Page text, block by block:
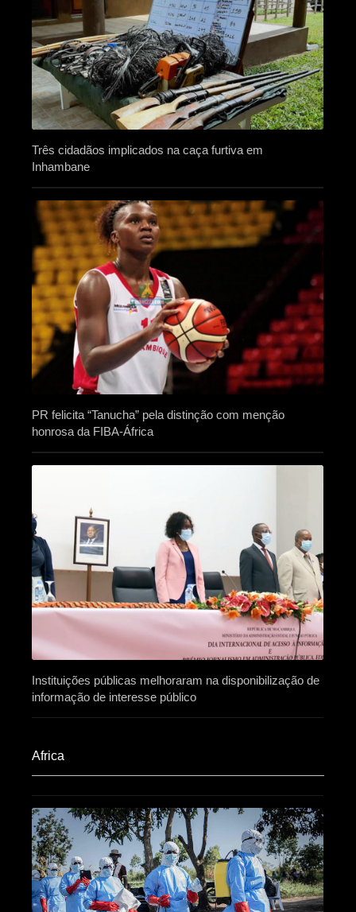
Três cidadãos implicados na caça furtiva em
Inhambane
PR felicita “Tanucha” pela distinção com menção
honrosa da FIBA-África
Instituições públicas melhoraram na disponibilização de
informação de interesse público
Africa​